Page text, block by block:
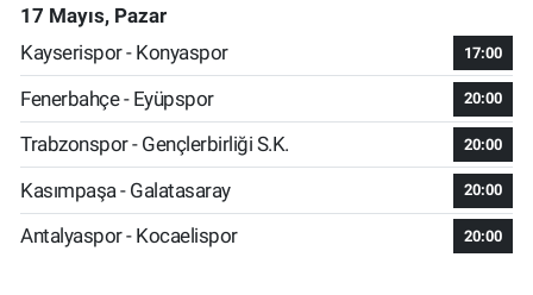
17 Mayıs, Pazar
Kayserispor - Konyaspor
17:00
Fenerbahçe - Eyüpspor 20:00
Trabzonspor - Gençlerbirliği S.K. 20:00
Kasımpaşa - Galatasaray 20:00
Antalyaspor - Kocaelispor 20:00